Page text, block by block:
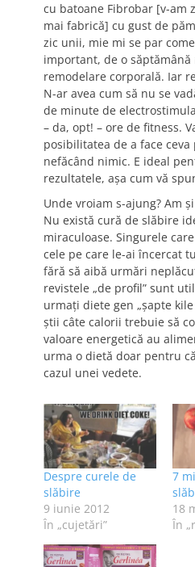
cu batoane Fibrobar [v-am
mai fabrică] cu gust de
zic unii, mie mi se par
important, de o
remodelare corporală. Iar
N-ar avea cum să nu se
de minute de
– da, opt! – ore de fitness.
posibilitatea de a face
nefăcând nimic. E ideal
rezultatele, aşa cum vă
Unde vroiam s-ajung? Am
Nu există cură de slăbire
miraculoase. Singurele
cele pe care le-ai încercat
fără să aibă urmări
revistele „de profil” sunt
urmaţi diete gen „şapte
ştii câte calorii trebuie să
valoare energetică au
urma o dietă doar pentru
cazul unei vedete.
Despre curele de
slăbire
9 iunie 2012
În „cujetări”
7
18
În